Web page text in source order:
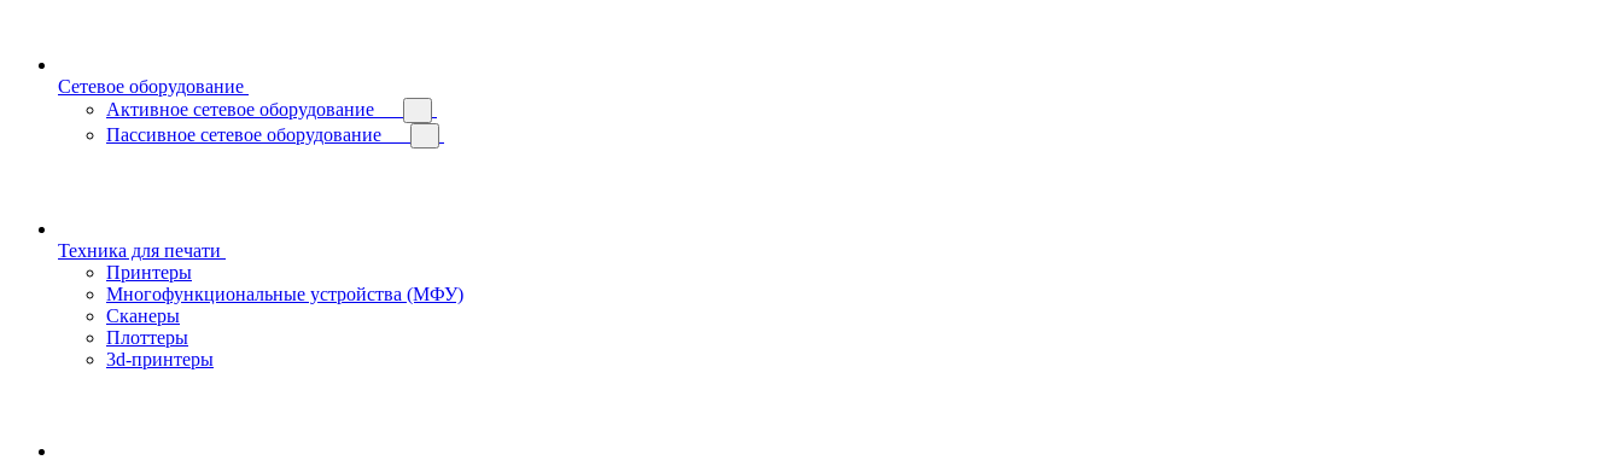
Сетевое оборудование
Активное сетевое оборудование
Пассивное сетевое оборудование
Техника для печати
Принтеры
Многофункциональные устройства (МФУ)
Сканеры
Плоттеры
3d-принтеры